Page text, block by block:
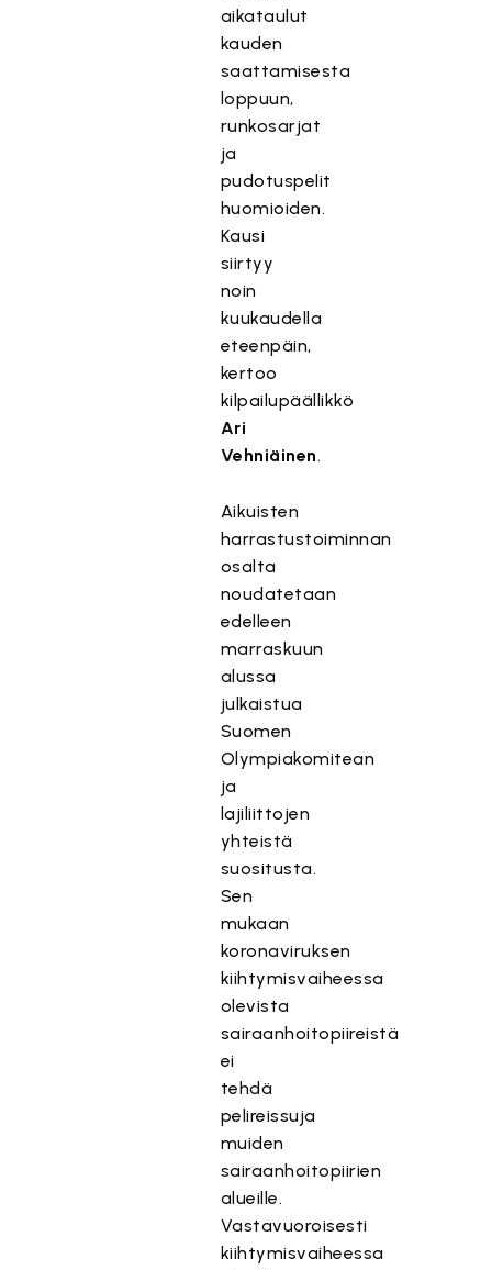
aikataulut
kauden
saattamisesta
loppuun,
runkosarjat
ja
pudotuspelit
huomioiden.
Kausi
siirtyy
noin
kuukaudella
eteenpäin,
kertoo
kilpailupäällikkö
Ari
Vehniäinen.
Aikuisten
harrastustoiminnan
osalta
noudatetaan
edelleen
marraskuun
alussa
julkaistua
Suomen
Olympiakomitean
ja
lajiliittojen
yhteistä
suositusta.
Sen
mukaan
koronaviruksen
kiihtymisvaiheessa
olevista
sairaanhoitopiireistä
ei
tehdä
pelireissuja
muiden
sairaanhoitopiirien
alueille.
Vastavuoroisesti
kiihtymisvaiheessa